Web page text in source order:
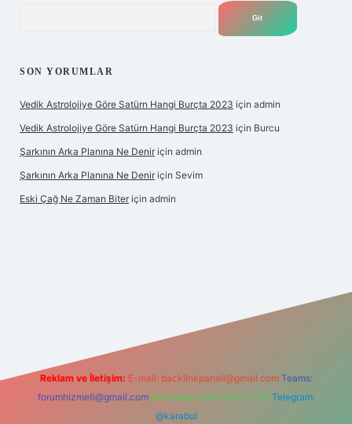
SON YORUMLAR
Vedik Astrolojiye Göre Satürn Hangi Burçta 2023 için admin
Vedik Astrolojiye Göre Satürn Hangi Burçta 2023 için Burcu
Şarkının Arka Planına Ne Denir için admin
Şarkının Arka Planına Ne Denir için Sevim
Eski Çağ Ne Zaman Biter için admin
Reklam ve İletişim: E-mail: backlinkpaneli@gmail.com Teams:
forumhizmeti@gmail.com Whatsapp: 0262 606 0 726 Telegram:
@karabul